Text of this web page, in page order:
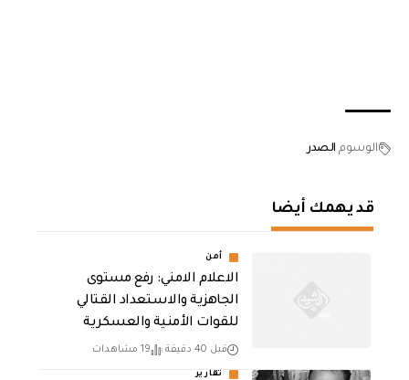
الوسوم الصدر
قد يهمك أيضا
أمن
الاعلام الامني: رفع مستوى
الجاهزية والاستعداد القتالي
للقوات الأمنية والعسكرية
قبل 40 دقيقة 19 مشاهدات
تقارير